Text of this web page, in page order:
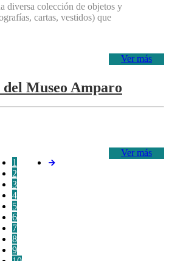
diversa colección de objetos y
cartas, vestidos) que
Ver más
Museo Amparo
Ver más
1
2
3
4
5
6
7
8
9